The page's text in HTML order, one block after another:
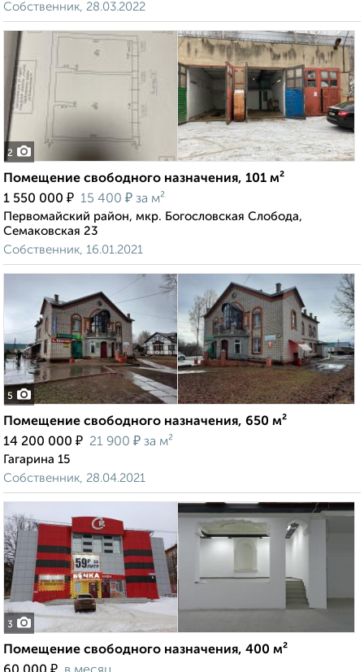
Собственник, 28.03.2022
2
Помещение свободного назначения, 101 м²
1 550 000 ₽ 15 400 ₽ за м²
Первомайский район, мкр. Богословская Слобода,
Семаковская 23
Собственник, 16.01.2021
5
Помещение свободного назначения, 650 м²
14 200 000 ₽ 21 900 ₽ за м²
Гагарина 15
Собственник, 28.04.2021
3
Помещение свободного назначения, 400 м²